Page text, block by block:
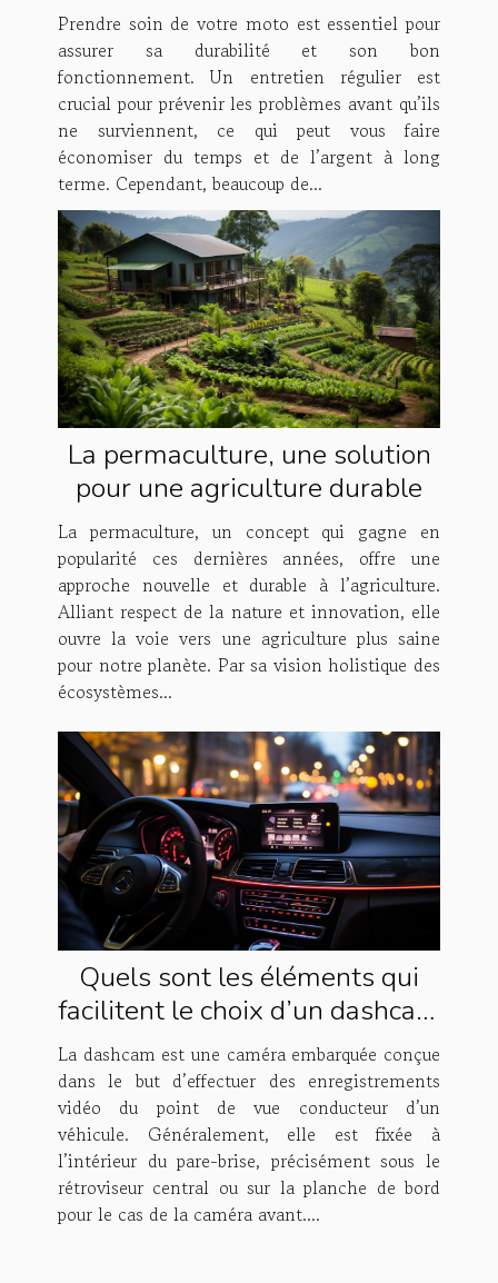
Prendre soin de votre moto est essentiel pour
assurer sa durabilité et son bon
fonctionnement. Un entretien régulier est
crucial pour prévenir les problèmes avant qu’ils
ne surviennent, ce qui peut vous faire
économiser du temps et de l’argent à long
terme. Cependant, beaucoup de...
La permaculture, une solution
pour une agriculture durable
La permaculture, un concept qui gagne en
popularité ces dernières années, offre une
approche nouvelle et durable à l’agriculture.
Alliant respect de la nature et innovation, elle
ouvre la voie vers une agriculture plus saine
pour notre planète. Par sa vision holistique des
écosystèmes...
Quels sont les éléments qui
facilitent le choix d’un dashcam
pour conducteur ?
La dashcam est une caméra embarquée conçue
dans le but d’effectuer des enregistrements
vidéo du point de vue conducteur d’un
véhicule. Généralement, elle est fixée à
l’intérieur du pare-brise, précisément sous le
rétroviseur central ou sur la planche de bord
pour le cas de la caméra avant....